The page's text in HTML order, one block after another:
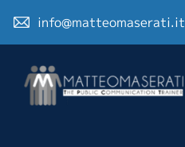
info@matteomaserati.it